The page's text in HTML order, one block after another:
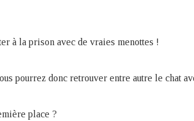
à la prison avec de vraies menottes !
pourrez donc retrouver entre autre le chat
place ?